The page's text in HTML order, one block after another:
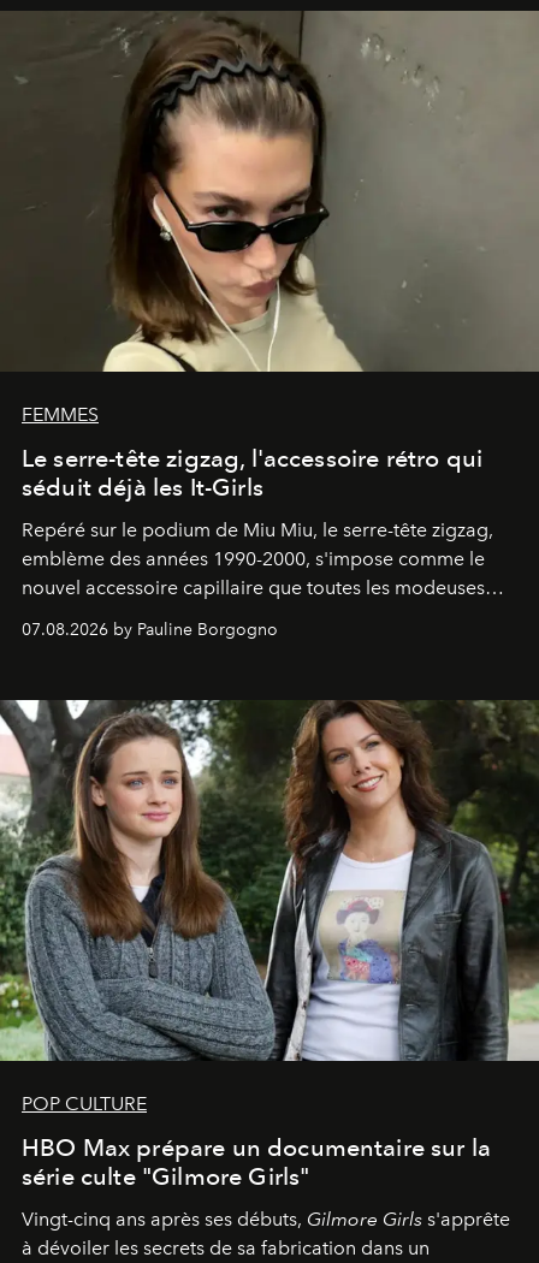
FEMMES
Le serre-tête zigzag, l'accessoire rétro qui
séduit déjà les It-Girls
Repéré sur le podium de Miu Miu, le serre-tête zigzag,
emblème des années 1990-2000, s'impose comme le
nouvel accessoire capillaire que toutes les modeuses
s'arrachent déjà.
07.08.2026 by Pauline Borgogno
POP CULTURE
HBO Max prépare un documentaire sur la
série culte "Gilmore Girls"
Vingt-cinq ans après ses débuts, Gilmore Girls s'apprête
à dévoiler les secrets de sa fabrication dans un